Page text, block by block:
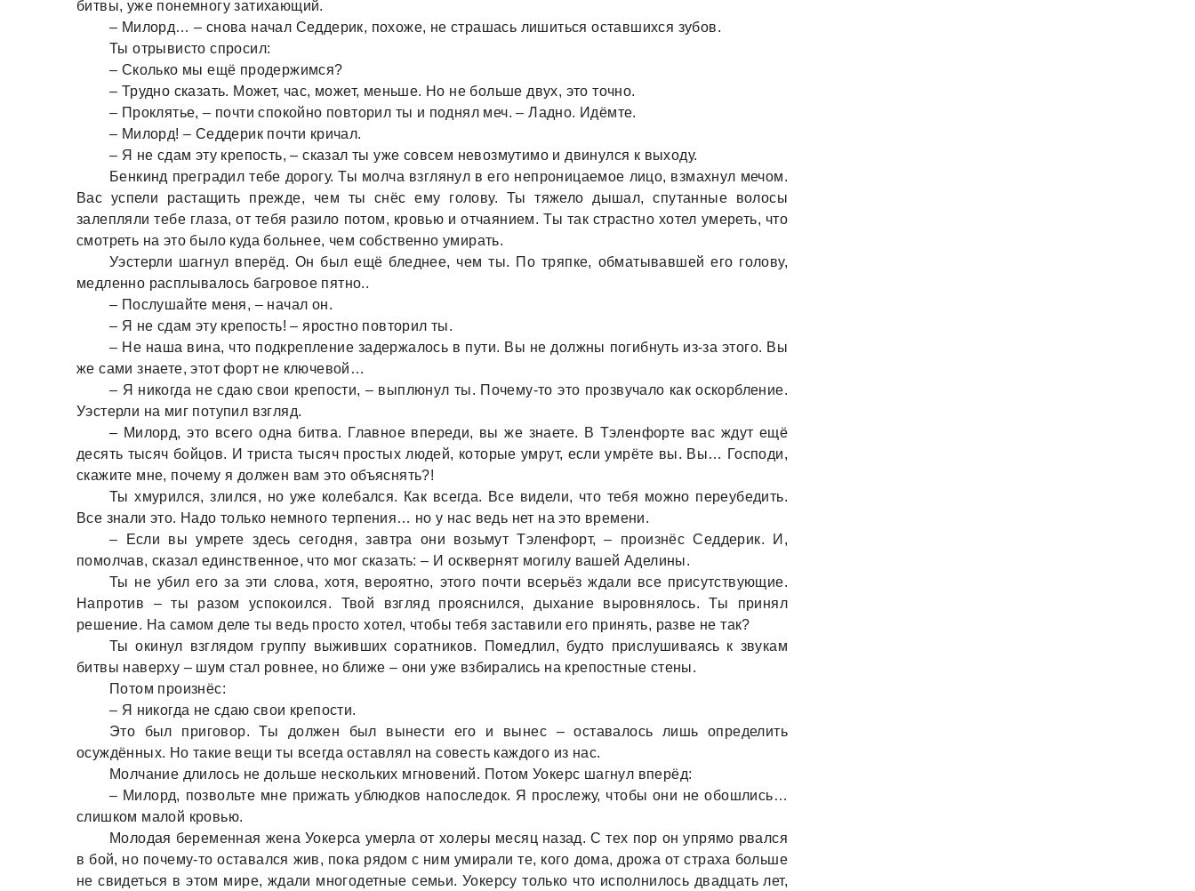
битвы, уже понемногу затихающий.
– Милорд… – снова начал Седдерик, похоже, не страшась лишиться оставшихся зубов.
Ты отрывисто спросил:
– Сколько мы ещё продержимся?
– Трудно сказать. Может, час, может, меньше. Но не больше двух, это точно.
– Проклятье, – почти спокойно повторил ты и поднял меч. – Ладно. Идёмте.
– Милорд! – Седдерик почти кричал.
– Я не сдам эту крепость, – сказал ты уже совсем невозмутимо и двинулся к выходу.
Бенкинд преградил тебе дорогу. Ты молча взглянул в его непроницаемое лицо, взмахнул мечом.
Вас успели растащить прежде, чем ты снёс ему голову. Ты тяжело дышал, спутанные волосы
залепляли тебе глаза, от тебя разило потом, кровью и отчаянием. Ты так страстно хотел умереть, что
смотреть на это было куда больнее, чем собственно умирать.
Уэстерли шагнул вперёд. Он был ещё бледнее, чем ты. По тряпке, обматывавшей его голову,
медленно расплывалось багровое пятно..
– Послушайте меня, – начал он.
– Я не сдам эту крепость! – яростно повторил ты.
– Не наша вина, что подкрепление задержалось в пути. Вы не должны погибнуть из-за этого. Вы
же сами знаете, этот форт не ключевой…
– Я никогда не сдаю свои крепости, – выплюнул ты. Почему-то это прозвучало как оскорбление.
Уэстерли на миг потупил взгляд.
– Милорд, это всего одна битва. Главное впереди, вы же знаете. В Тэленфорте вас ждут ещё
десять тысяч бойцов. И триста тысяч простых людей, которые умрут, если умрёте вы. Вы… Господи,
скажите мне, почему я должен вам это объяснять?!
Ты хмурился, злился, но уже колебался. Как всегда. Все видели, что тебя можно переубедить.
Все знали это. Надо только немного терпения… но у нас ведь нет на это времени.
– Если вы умрете здесь сегодня, завтра они возьмут Тэленфорт, – произнёс Седдерик. И,
помолчав, сказал единственное, что мог сказать: – И осквернят могилу вашей Аделины.
Ты не убил его за эти слова, хотя, вероятно, этого почти всерьёз ждали все присутствующие.
Напротив – ты разом успокоился. Твой взгляд прояснился, дыхание выровнялось. Ты принял
решение. На самом деле ты ведь просто хотел, чтобы тебя заставили его принять, разве не так?
Ты окинул взглядом группу выживших соратников. Помедлил, будто прислушиваясь к звукам
битвы наверху – шум стал ровнее, но ближе – они уже взбирались на крепостные стены.
Потом произнёс:
– Я никогда не сдаю свои крепости.
Это был приговор. Ты должен был вынести его и вынес – оставалось лишь определить
осуждённых. Но такие вещи ты всегда оставлял на совесть каждого из нас.
Молчание длилось не дольше нескольких мгновений. Потом Уокерс шагнул вперёд:
– Милорд, позвольте мне прижать ублюдков напоследок. Я прослежу, чтобы они не обошлись…
слишком малой кровью.
Молодая беременная жена Уокерса умерла от холеры месяц назад. С тех пор он упрямо рвался
в бой, но почему-то оставался жив, пока рядом с ним умирали те, кого дома, дрожа от страха больше
не свидеться в этом мире, ждали многодетные семьи. Уокерсу только что исполнилось двадцать лет,